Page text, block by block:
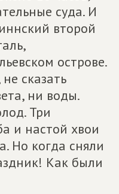
суда. И
второй
острове.
сказать
ни воды.
Три
и настой хвои
Но когда сняли
Как были